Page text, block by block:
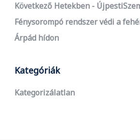
Következő Hetekben -
Fénysorompó rendszer védi a
Árpád hídon
Kategóriák
Kategorizálatlan